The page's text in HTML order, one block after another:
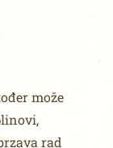
može
rad